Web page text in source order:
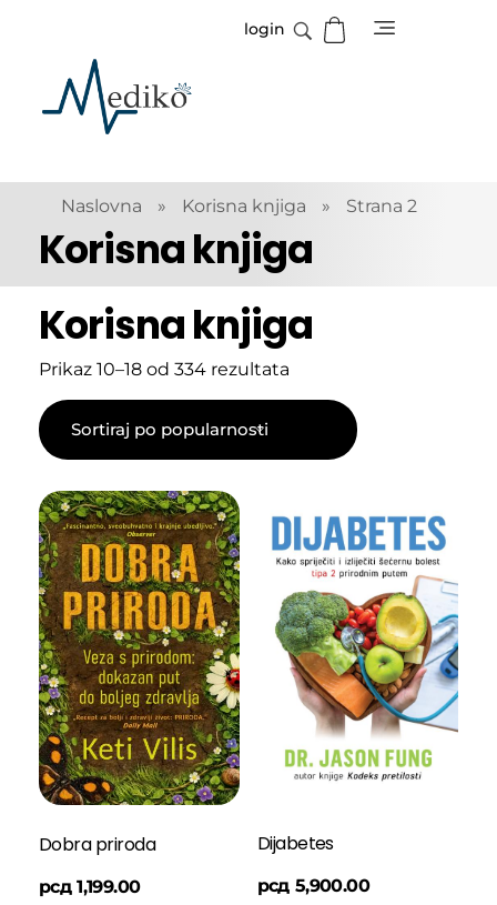
Mediko
Magazin o zdravlju
login
Naslovna » Korisna knjiga » Strana 2
Korisna knjiga
Korisna knjiga
Prikaz 10–18 od 334 rezultata
Dobra priroda
рсд 1,199.00
Dijabetes
рсд 5,900.00